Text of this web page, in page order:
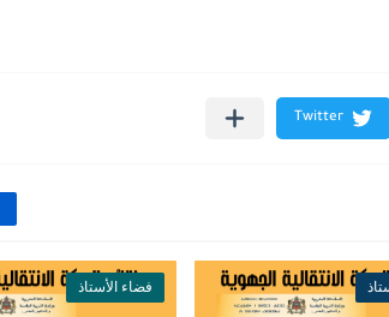
فضاء الأستاذ